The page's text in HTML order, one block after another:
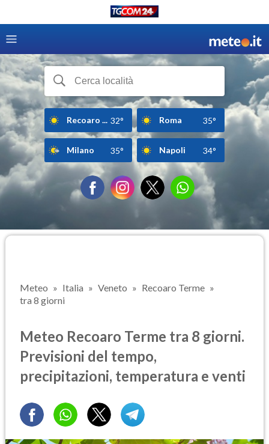
Recoaro ... 32° Roma 35°
Milano 35° Napoli 34°
Meteo Italia Veneto
Recoaro Terme
tra 8 giorni
Meteo Recoaro Terme tra 8 giorni.
Previsioni del tempo,
precipitazioni, temperatura e venti